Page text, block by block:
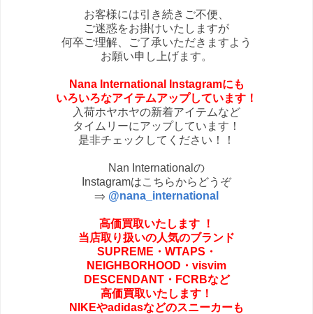
お客様には引き続きご不便、
ご迷惑をお掛けいたしますが
何卒ご理解、ご了承いただきますよう
お願い申し上げます。
Nana International Instagramにも
いろいろなアイテムアップしています！
入荷ホヤホヤの新着アイテムなど
タイムリーにアップしています！
是非チェックしてください！！
Nan Internationalの
Instagramはこちらからどうぞ
⇒ @nana_international
高価買取いたします ！
当店取り扱いの人気のブランド
SUPREME・ WTAPS・
NEIGHBORHOOD・ visvim
DESCENDANT・FCRBなど
高価買取いたします！
NIKEやadidasなどのスニーカーも